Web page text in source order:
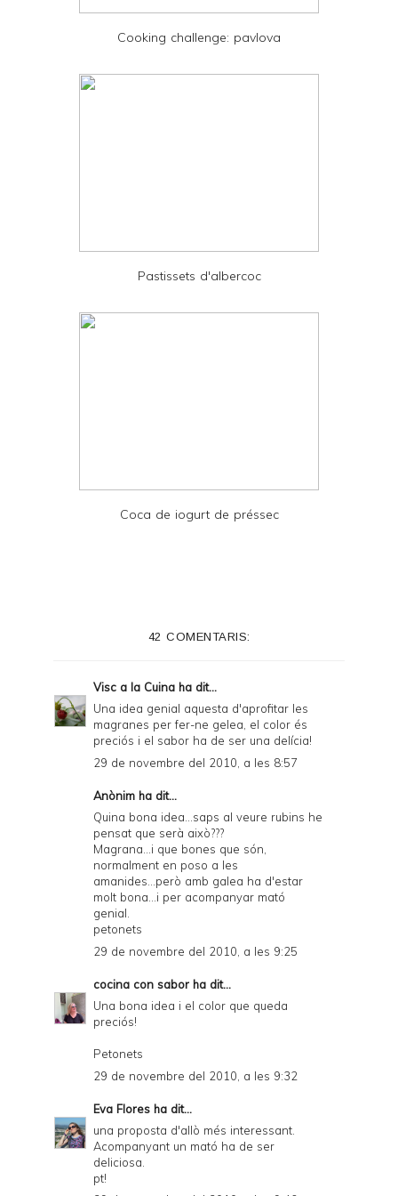
d
Cooking challenge: pavlova
Pastissets d'albercoc
Coca de iogurt de préssec
42 COMENTARIS:
Visc a la Cuina ha dit...
Una idea genial aquesta d'aprofitar les
magranes per fer-ne gelea, el color és
preciós i el sabor ha de ser una delícia!
29 de novembre del 2010, a les 8:57
Anònim ha dit...
Quina bona idea...saps al veure rubins he
pensat que serà això???
Magrana...i que bones que són,
normalment en poso a les
amanides...però amb galea ha d'estar
molt bona...i per acompanyar mató
genial.
petonets
29 de novembre del 2010, a les 9:25
cocina con sabor ha dit...
Una bona idea i el color que queda
preciós!
Petonets
29 de novembre del 2010, a les 9:32
Eva Flores ha dit...
una proposta d'allò més interessant.
Acompanyant un mató ha de ser
deliciosa.
pt!